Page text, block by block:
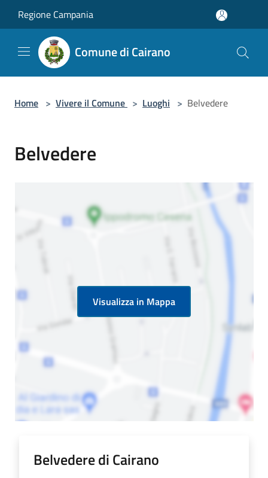
Regione Campania
Comune di Cairano
Home > Vivere il Comune > Luoghi > Belvedere
Belvedere
Visualizza in Mappa
Belvedere di Cairano